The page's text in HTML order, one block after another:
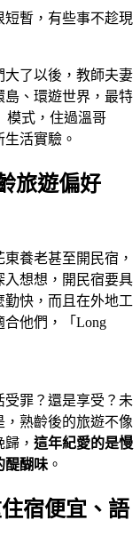
短暫，有些事不趁現
大了以後，教師夫妻
島、環遊世界，最特
模式，住過溫哥
活實驗。
旅遊偏好
養老甚至開民宿，
入想想，開民宿要具
快，而且在外地工
他們，「Long
罪？還是享受？未
熟齡後的旅遊不像
， 這年紀愛的是慢
醍醐味 。
宿便宜、語